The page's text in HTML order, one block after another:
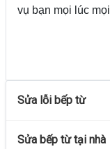
vụ bạn mọi lúc
Sửa lỗi bếp từ
Sửa bếp từ tại nhà